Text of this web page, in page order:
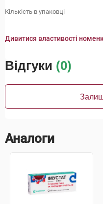
Кількість в упаковці
Дивитися властивості
Відгуки (0)
Аналоги